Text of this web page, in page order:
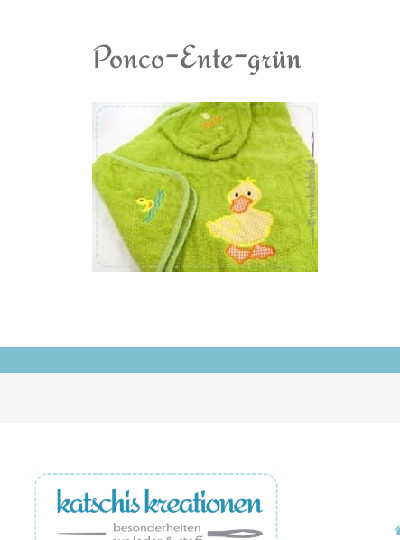
Ponco-Ente-grün